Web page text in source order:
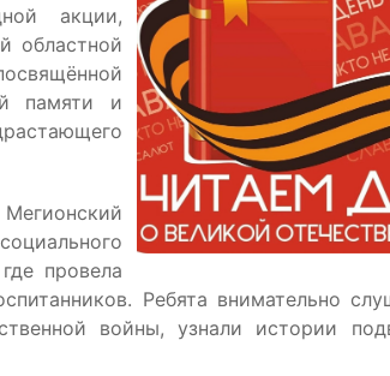
акции,
областной
памяти и
провела
Ребята внимательно
войны, узнали истории